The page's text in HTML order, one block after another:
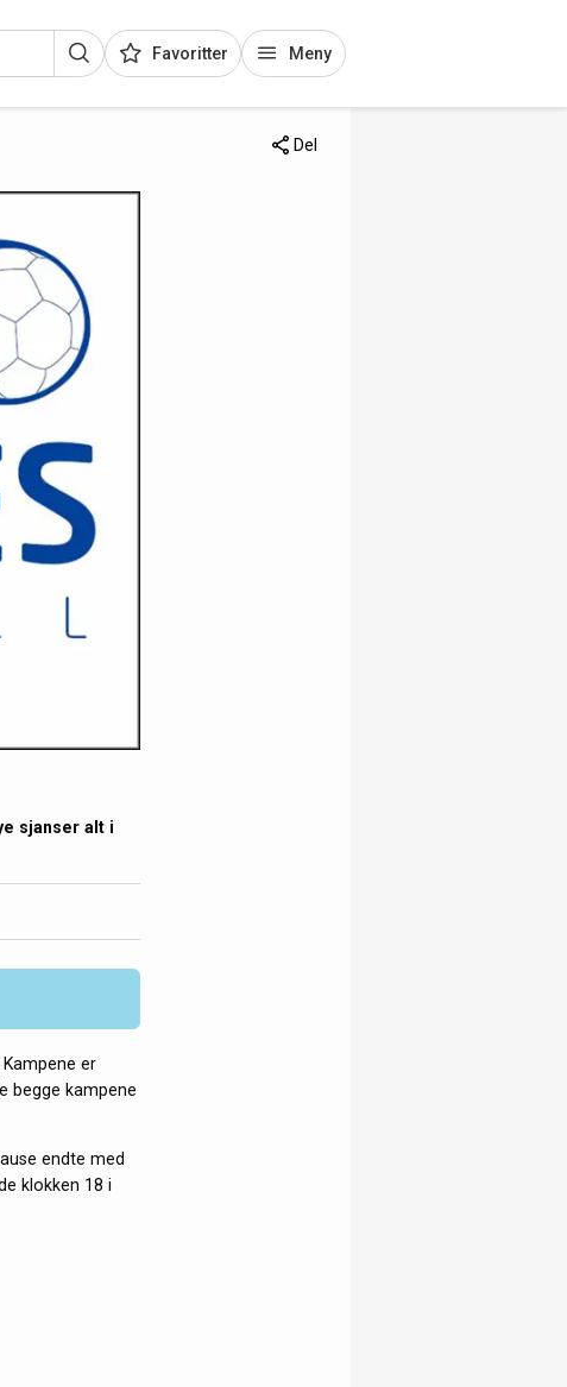
Favoritter Meny
Del
sjanser alt i
er
begge kampene
endte med
klokken 18 i